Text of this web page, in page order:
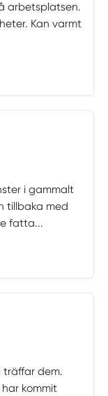
arbetsplatsen.
Kan varmt
i gammalt
tillbaka med
fatta...
träffar dem.
kommit